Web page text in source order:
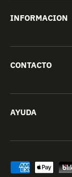
INFORMACION
CONTACTO
AYUDA
Formas de